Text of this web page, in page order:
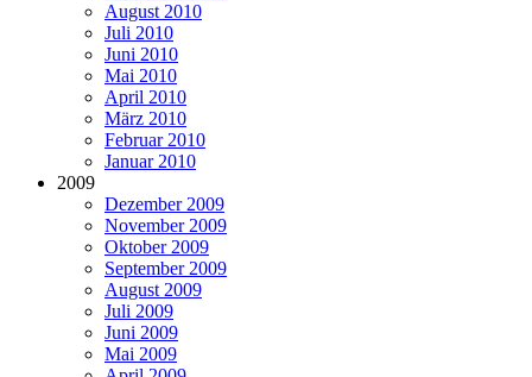
August 2010
Juli 2010
Juni 2010
Mai 2010
April 2010
März 2010
Februar 2010
Januar 2010
2009
Dezember 2009
November 2009
Oktober 2009
September 2009
August 2009
Juli 2009
Juni 2009
Mai 2009